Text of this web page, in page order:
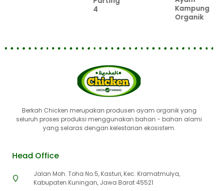
Berkah Chicken merupakan produsen ayam organik yang
seluruh proses produksi menggunakan bahan - bahan alami
yang selaras dengan kelestarian ekosistem.
Head Office
Jalan Moh. Toha No.5, Kasturi, Kec. Kramatmulya,
Kabupaten Kuningan, Jawa Barat 45521